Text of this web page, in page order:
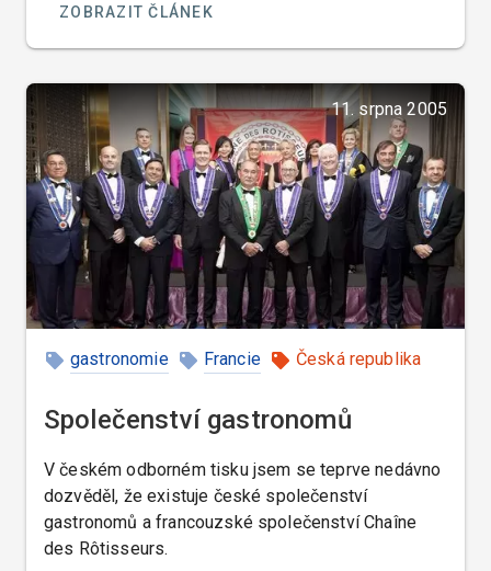
francouzskou verzi lístku), se snažte níže
uvedeným francouzským výrazům vyhnout.
ZOBRAZIT ČLÁNEK
11. srpna 2005
gastronomie Francie Česká republika
Společenství gastronomů
V českém odborném tisku jsem se teprve nedávno
dozvěděl, že existuje české společenství
gastronomů a francouzské společenství Chaîne
des Rôtisseurs.